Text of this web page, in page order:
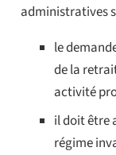
administratives
le
de la
activité
il doit être
régime